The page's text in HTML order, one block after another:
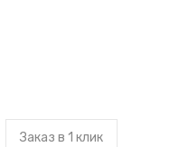
Заказ в 1 клик